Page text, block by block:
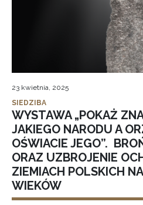
23 kwietnia, 2025
SIEDZIBA
WYSTAWA „POKAŻ
JAKIEGO NARODU A
OŚWIACIE JEGO”.
ORAZ UZBROJENIE
ZIEMIACH POLSKICH
WIEKÓW